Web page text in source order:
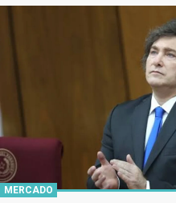
MERCADO